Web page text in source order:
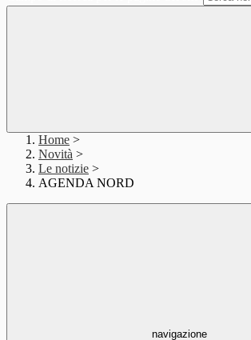
Home >
Novità >
Le notizie >
AGENDA NORD
navigazione